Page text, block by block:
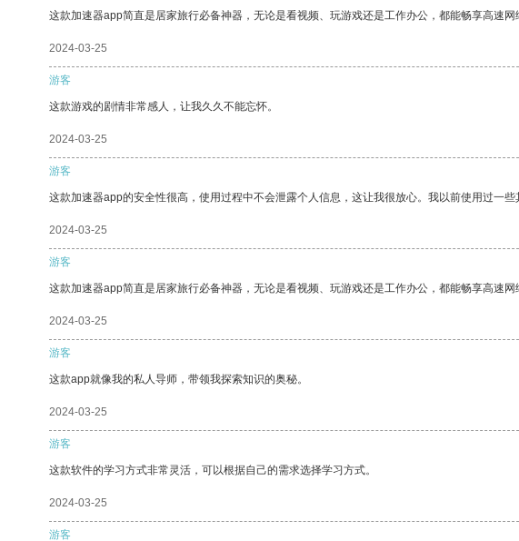
这款加速器app简直是居家旅行必备神器，无论是看视频、玩游戏还是工作办公，都能畅享高速
2024-03-25
游客
这款游戏的剧情非常感人，让我久久不能忘怀。
2024-03-25
游客
这款加速器app的安全性很高，使用过程中不会泄露个人信息，这让我很放心。我以前使用过一
2024-03-25
游客
这款加速器app简直是居家旅行必备神器，无论是看视频、玩游戏还是工作办公，都能畅享高速网
2024-03-25
游客
这款app就像我的私人导师，带领我探索知识的奥秘。
2024-03-25
游客
这款软件的学习方式非常灵活，可以根据自己的需求选择学习方式。
2024-03-25
游客